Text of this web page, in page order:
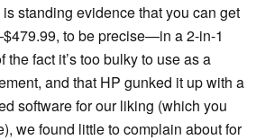
standing evidence that you can get
to be precise—in a 2-in-1
the fact it’s too bulky to use as a
and that HP gunked it up with a
software for our liking (which you
we found little to complain about for